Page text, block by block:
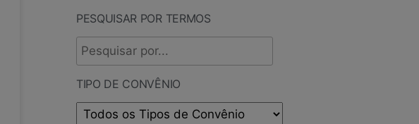
PESQUISAR POR TERMOS
TIPO DE CONVÊNIO